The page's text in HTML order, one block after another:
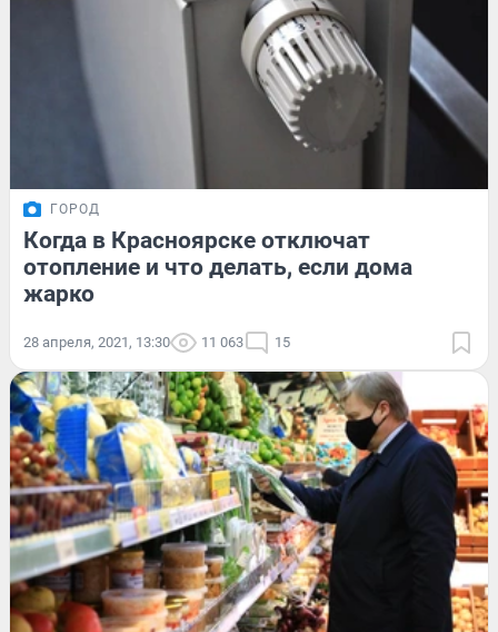
ГОРОД
Когда в Красноярске отключат
отопление и что делать, если дома
жарко
28 апреля, 2021, 13:30 11 063 15